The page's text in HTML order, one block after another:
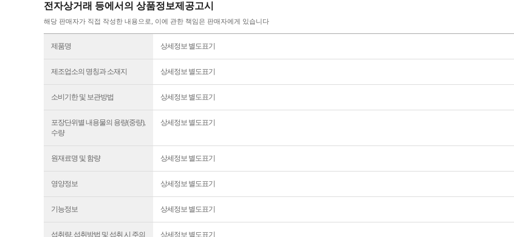
전자상거래 등에서의 상품정보제공고시
해당 판매자가 직접 작성한 내용으로, 이에 관한 책임은 판매자에게 있습니다
제품명 상세정보 별도표기
제조업소의 명칭과 소재지 상세정보 별도표기
소비기한 및 보관방법 상세정보 별도표기
포장단위별 내용물의 용량(중량),
수량
상세정보 별도표기
원재료명 및 함량 상세정보 별도표기
영양정보 상세정보 별도표기
기능정보 상세정보 별도표기
섭취량, 섭취방법 및 섭취 시 주의 상세정보 별도표기